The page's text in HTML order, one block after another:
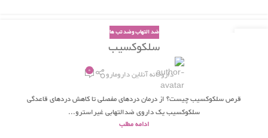
ضد التهاب وضد تب ها
سلکوکسیب
داروخانه آنلاین دارومارو 0
قرص سلکوکسیب چیست؟ از درمان دردهای مفصلی تا کاهش دردهای قاعدگی
سلکوکسیب یک داروی ضدالتهابی غیراسترو...
ادامه مطلب